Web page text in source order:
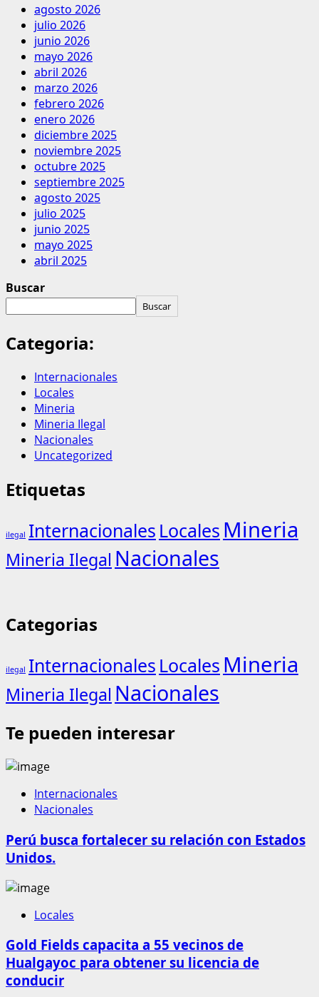
agosto 2026
julio 2026
junio 2026
mayo 2026
abril 2026
marzo 2026
febrero 2026
enero 2026
diciembre 2025
noviembre 2025
octubre 2025
septiembre 2025
agosto 2025
julio 2025
junio 2025
mayo 2025
abril 2025
Buscar
Buscar
Categoria:
Internacionales
Locales
Mineria
Mineria Ilegal
Nacionales
Uncategorized
Etiquetas
ilegal Internacionales Locales Mineria
Mineria Ilegal Nacionales
Categorias
ilegal Internacionales Locales Mineria
Mineria Ilegal Nacionales
Te pueden interesar
Internacionales
Nacionales
Perú busca fortalecer su relación con Estados
Unidos.
Locales
Gold Fields capacita a 55 vecinos de
Hualgayoc para obtener su licencia de
conducir